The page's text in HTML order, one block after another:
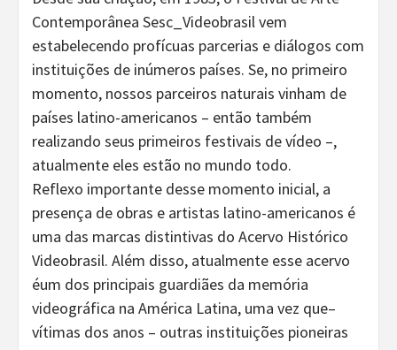
Contemporânea Sesc_Videobrasil vem
estabelecendo profícuas parcerias e diálogos com
instituições de inúmeros países. Se, no primeiro
momento, nossos parceiros naturais vinham de
países latino-americanos – então também
realizando seus primeiros festivais de vídeo –,
atualmente eles estão no mundo todo.
Reflexo importante desse momento inicial, a
presença de obras e artistas latino-americanos é
uma das marcas distintivas do Acervo Histórico
Videobrasil. Além disso, atualmente esse acervo
éum dos principais guardiães da memória
videográfica na América Latina, uma vez que–
vítimas dos anos – outras instituições pioneiras